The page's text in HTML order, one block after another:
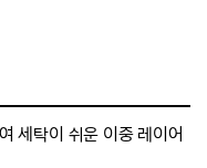
세탁이 쉬운 이중 레이어